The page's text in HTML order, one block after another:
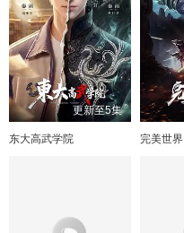
更新至5集
东大高武学院 完美世界